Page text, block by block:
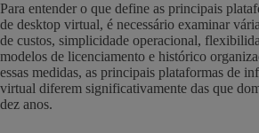
Para entender o que define as principais
de desktop virtual, é necessário examinar
de custos, simplicidade operacional,
modelos de licenciamento e histórico
essas medidas, as principais plataformas de
virtual diferem significativamente das que
dez anos.